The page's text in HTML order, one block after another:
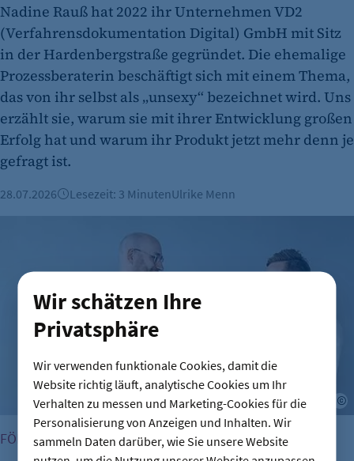
Wir schätzen Ihre
Privatsphäre
Wir verwenden funktionale Cookies, damit die
Website richtig läuft, analytische Cookies um Ihr
Verhalten zu messen und Marketing-Cookies für die
Personalisierung von Anzeigen und Inhalten. Wir
sammeln Daten darüber, wie Sie unsere Website
Nadine Rauß hat 2022 ihr Unternehmen VD2
(Verfahrensdokumentation Digital) GmbH mit Sitz
in der Hardenbergstraße gegründet. Die ehemalige
Prozessberaterin beschäftigt sich mit einem Thema,
das von ihr selbst als „unsexy“ bezeichnet wird. Uns
erzählt sie, warum sie mit ihrer Entwicklung großen
Erfolg hat und warum ihr Produkt jetzt mehr denn je
gefragt ist.
28.07.2026 Lesezeit: 3 MinutenUlrike Menn
FÖRDERUNG